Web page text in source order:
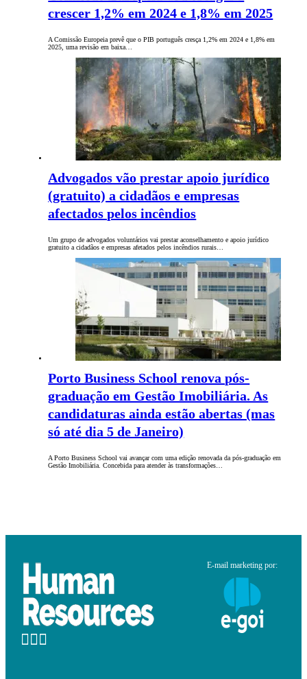
crescer 1,2% em 2024 e 1,8% em 2025
A Comissão Europeia prevê que o PIB português cresça 1,2% em 2024 e 1,8% em
2025, uma revisão em baixa…
Advogados vão prestar apoio jurídico
(gratuito) a cidadãos e empresas
afectados pelos incêndios
Um grupo de advogados voluntários vai prestar aconselhamento e apoio jurídico
gratuito a cidadãos e empresas afetados pelos incêndios rurais…
Porto Business School renova pós-
graduação em Gestão Imobiliária. As
candidaturas ainda estão abertas (mas
só até dia 5 de Janeiro)
A Porto Business School vai avançar com uma edição renovada da pós-graduação em
Gestão Imobiliária. Concebida para atender às transformações…
E-mail marketing por: